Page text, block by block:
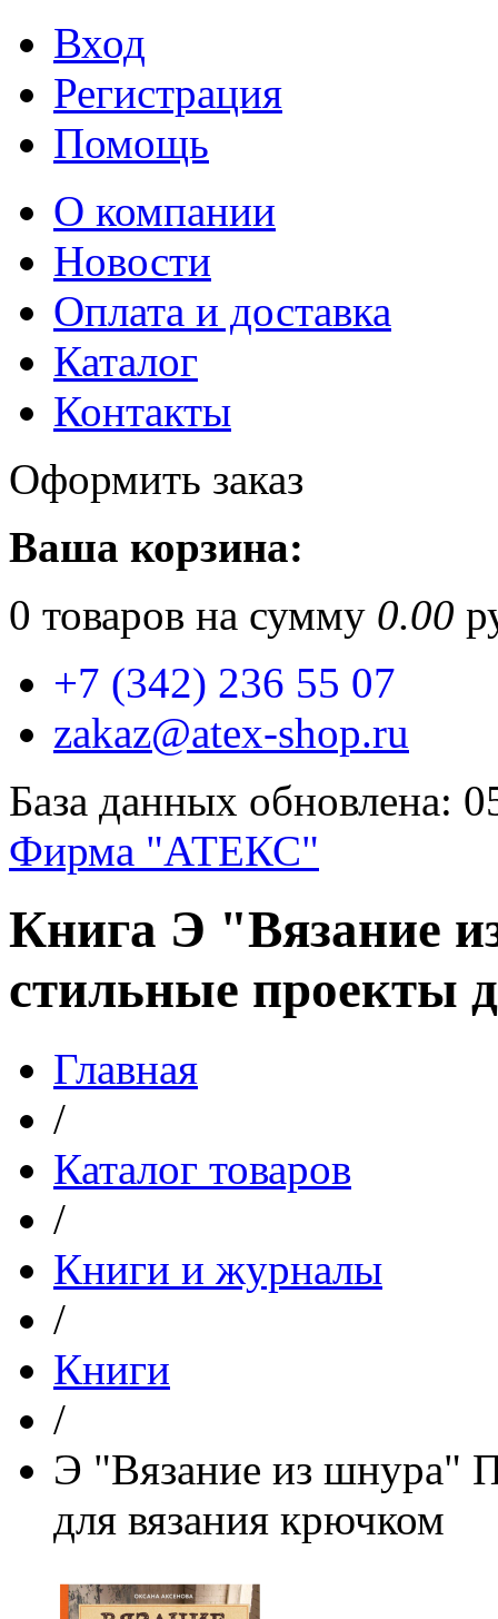
Вход
Регистрация
Помощь
О компании
Новости
Оплата и доставка
Каталог
Контакты
Оформить заказ
Ваша корзина:
0 товаров на сумму 0.00
+7 (342) 236 55 07
zakaz@atex-shop.ru
База данных обновлена:
Фирма "АТЕКС"
Книга Э "Вязание
стильные проекты
Главная
/
Каталог товаров
/
Книги и журналы
/
Книги
/
Э "Вязание из шнура"
для вязания крючком